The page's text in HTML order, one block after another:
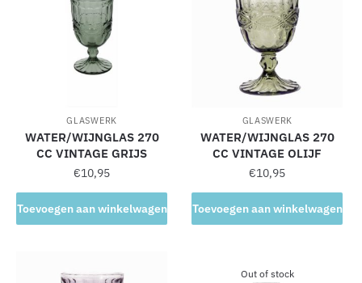
GLASWERK
WATER/WIJNGLAS 270
CC VINTAGE GRIJS
€10,95
Toevoegen aan winkelwagen
GLASWERK
WATER/WIJNGLAS 270
CC VINTAGE OLIJF
€10,95
Toevoegen aan winkelwagen
Out of stock